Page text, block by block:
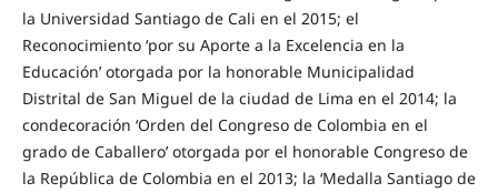
la Universidad Santiago de Cali en el 2015; el
Reconocimiento ‘por su Aporte a la Excelencia en la
Educación’ otorgada por la honorable Municipalidad
Distrital de San Miguel de la ciudad de Lima en el 2014; la
condecoración ‘Orden del Congreso de Colombia en el
grado de Caballero’ otorgada por el honorable Congreso de
la República de Colombia en el 2013; la ‘Medalla Santiago de